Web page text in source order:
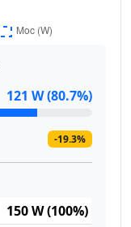
121 W (80.7%)
-19.3%
150 W (100%)